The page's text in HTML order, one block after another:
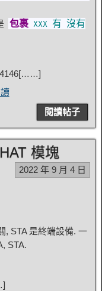
包裹 XXX 有 沒有
[……]
閱讀帖子
模塊
2022 年 9 月 4 日
, STA 是終端設備. 一
STA.